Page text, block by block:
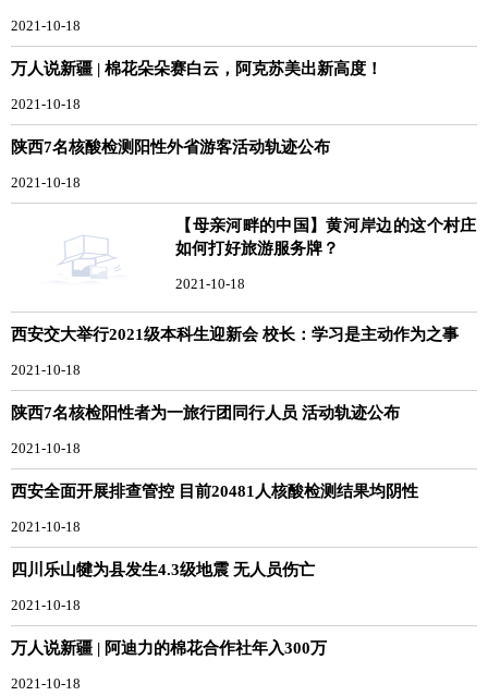
2021-10-18
万人说新疆 | 棉花朵朵赛白云，阿克苏美出新高度！
2021-10-18
陕西7名核酸检测阳性外省游客活动轨迹公布
2021-10-18
【母亲河畔的中国】黄河岸边的这个村庄
如何打好旅游服务牌？
2021-10-18
西安交大举行2021级本科生迎新会 校长：学习是主动作为之事
2021-10-18
陕西7名核检阳性者为一旅行团同行人员 活动轨迹公布
2021-10-18
西安全面开展排查管控 目前20481人核酸检测结果均阴性
2021-10-18
四川乐山犍为县发生4.3级地震 无人员伤亡
2021-10-18
万人说新疆 | 阿迪力的棉花合作社年入300万
2021-10-18